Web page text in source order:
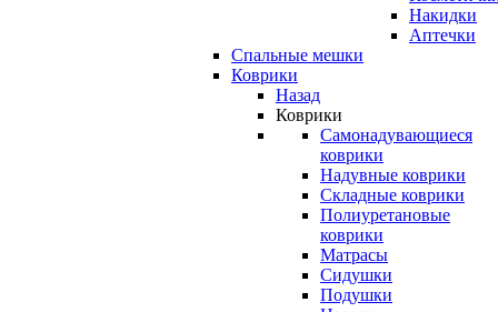
Накидки
Аптечки
Спальные мешки
Коврики
Назад
Коврики
Самонадувающиеся
коврики
Надувные коврики
Складные коврики
Полиуретановые
коврики
Матрасы
Сидушки
Подушки